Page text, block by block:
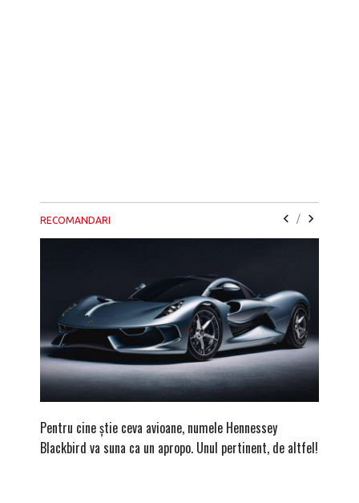
RECOMANDARI /
Pentru cine știe ceva avioane, numele Hennessey
Blackbird va suna ca un apropo. Unul pertinent, de altfel!